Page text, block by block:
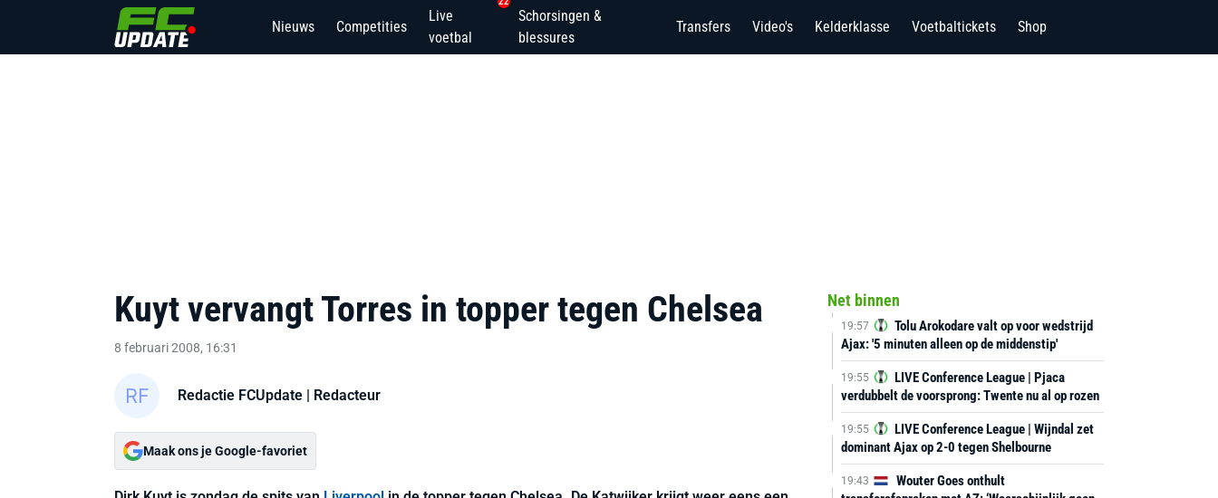
Nieuws Competities
Live
voetbal
Schorsingen &
blessures
Transfers Video's Kelderklasse Voetbaltickets Shop
Kuyt vervangt Torres in topper tegen Chelsea
8 februari 2008, 16:31
Redactie FCUpdate | Redacteur
Maak ons je Google-favoriet
Net binnen
19:57
Tolu Arokodare valt op voor wedstrijd
Ajax: '5 minuten alleen op de middenstip'
19:55
LIVE Conference League | Pjaca
verdubbelt de voorsprong: Twente nu al op rozen
19:55
LIVE Conference League | Wijndal zet
dominant Ajax op 2-0 tegen Shelbourne
19:43
Wouter Goes onthult